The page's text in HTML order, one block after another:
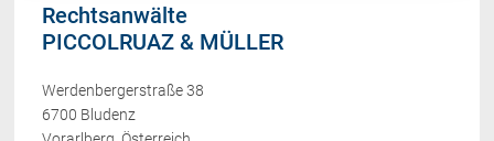
Rechtsanwälte
PICCOLRUAZ & MÜLLER
Werdenbergerstraße 38
6700 Bludenz